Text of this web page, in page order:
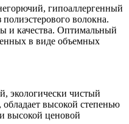
гипоаллергенный
волокна.
и качества. Оптимальный
в виде объемных
экологически чистый
высокой степенью
высокой ценовой